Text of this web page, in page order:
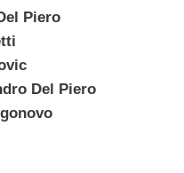
Piero
Del Piero